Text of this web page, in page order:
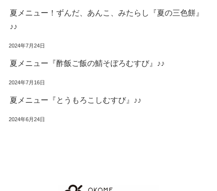
夏メニュー！ずんだ、あんこ、みたらし『夏の三色餅』
♪♪
2024年7月24日
夏メニュー『酢飯ご飯の鯖そぼろむすび』♪♪
2024年7月16日
夏メニュー『とうもろこしむすび』♪♪
2024年6月24日